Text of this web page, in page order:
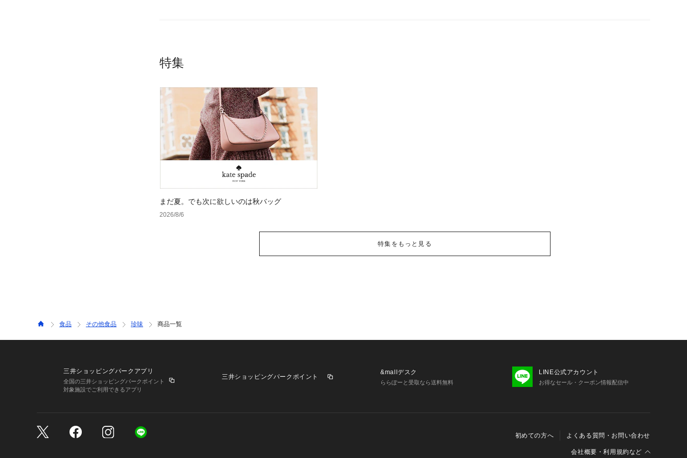
特集
まだ夏。でも次に欲しいのは秋バッグ
2026/8/6
特集をもっと見る
食品 その他食品 珍味 商品一覧
三井ショッピングパークアプリ
全国の三井ショッピングパークポイント
対象施設でご利用できるアプリ
三井ショッピングパークポイント
&mallデスク
ららぽーと受取なら送料無料
LINE公式アカウント
お得なセール・クーポン情報配信中
初めての方へ よくある質問・お問い合わせ
会社概要・利用規約など